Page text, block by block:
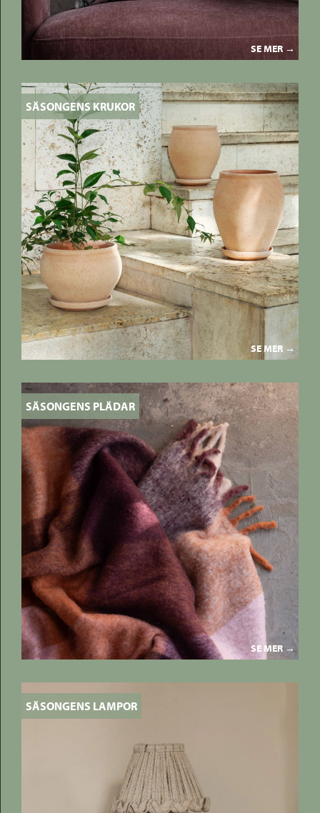
SE MER →
SÄSONGENS KRUKOR
SE MER →
SÄSONGENS PLÄDAR
SE MER →
SÄSONGENS LAMPOR